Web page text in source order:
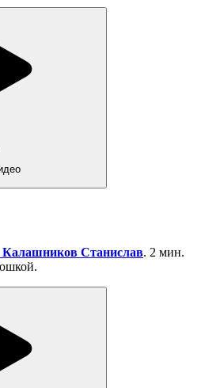
Калашников Станислав. 2 мин.